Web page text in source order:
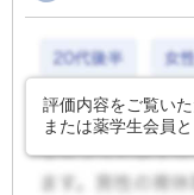
評価内容をご覧い
または薬学生会員